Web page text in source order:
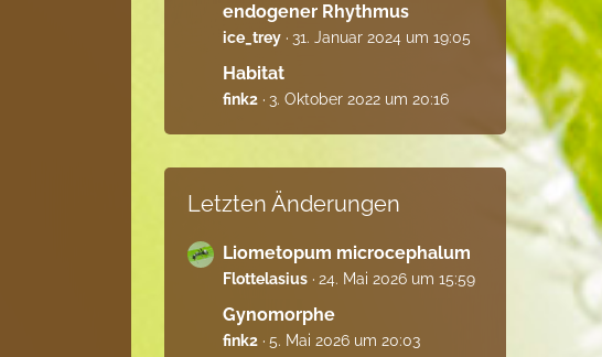
endogener Rhythmus
ice_trey 31. Januar 2024 um 19:05
Habitat
fink2 3. Oktober 2022 um 20:16
Letzten Änderungen
Liometopum microcephalum
Flottelasius 24. Mai 2026 um 15:59
Gynomorphe
fink2 5. Mai 2026 um 20:03